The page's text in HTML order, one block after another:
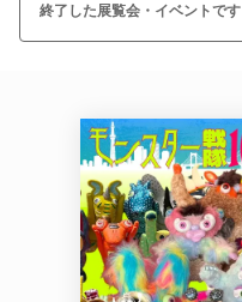
終了した展覧会・イベントです